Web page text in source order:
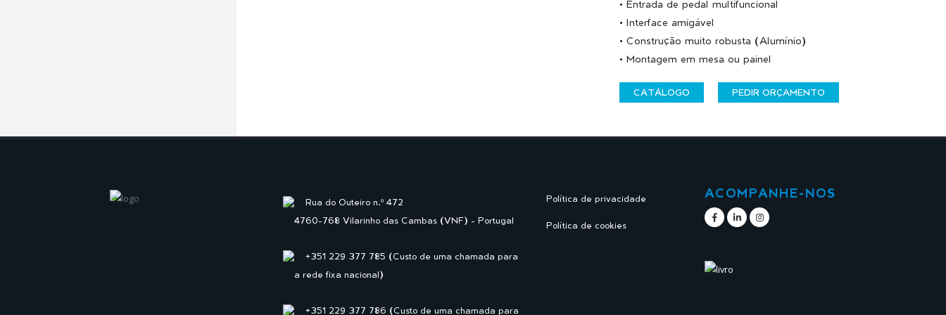
• Entrada de pedal multifuncional
• Interface amigável
• Construção muito robusta (Alumínio)
• Montagem em mesa ou painel
CATÁLOGO PEDIR ORÇAMENTO
Rua do Outeiro n.º 472
4760-768 Vilarinho das Cambas (VNF) - Portugal
+351 229 377 785 (Custo de uma chamada para
a rede fixa nacional)
+351 229 377 786 (Custo de uma chamada para
Política de privacidade
Política de cookies
ACOMPANHE-NOS